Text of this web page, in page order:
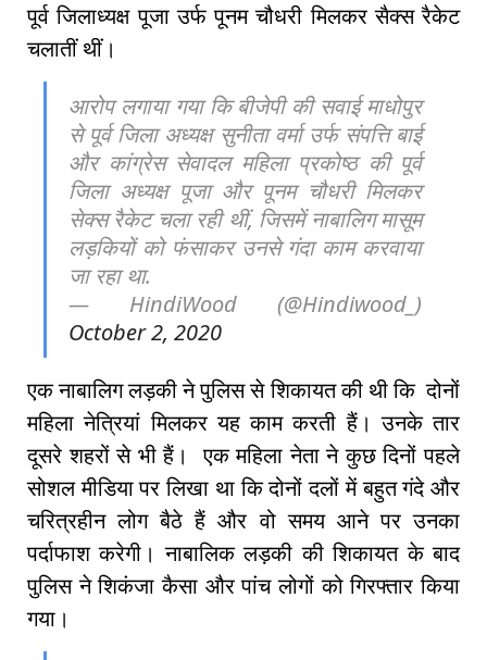
पूर्व जिलाध्यक्ष पूजा उर्फ पूनम चौधरी मिलकर सैक्स रैकेट
चलातीं थीं।
आरोप लगाया गया कि बीजेपी की सवाई माधोपुर
से पूर्व जिला अध्यक्ष सुनीता वर्मा उर्फ संपत्ति बाई
और कांग्रेस सेवादल महिला प्रकोष्ठ की पूर्व
जिला अध्यक्ष पूजा और पूनम चौधरी मिलकर
सेक्स रैकेट चला रही थीं, जिसमें नाबालिग मासूम
लड़कियों को फंसाकर उनसे गंदा काम करवाया
जा रहा था.
— HindiWood (@Hindiwood_)
October 2, 2020
एक नाबालिग लड़की ने पुलिस से शिकायत की थी कि दोनों
महिला नेत्रियां मिलकर यह काम करती हैं। उनके तार
दूसरे शहरों से भी हैं। एक महिला नेता ने कुछ दिनों पहले
सोशल मीडिया पर लिखा था कि दोनों दलों में बहुत गंदे और
चरित्रहीन लोग बैठे हैं और वो समय आने पर उनका
पर्दाफाश करेगी। नाबालिक लड़की की शिकायत के बाद
पुलिस ने शिकंजा कैसा और पांच लोगों को गिरफ्तार किया
गया।